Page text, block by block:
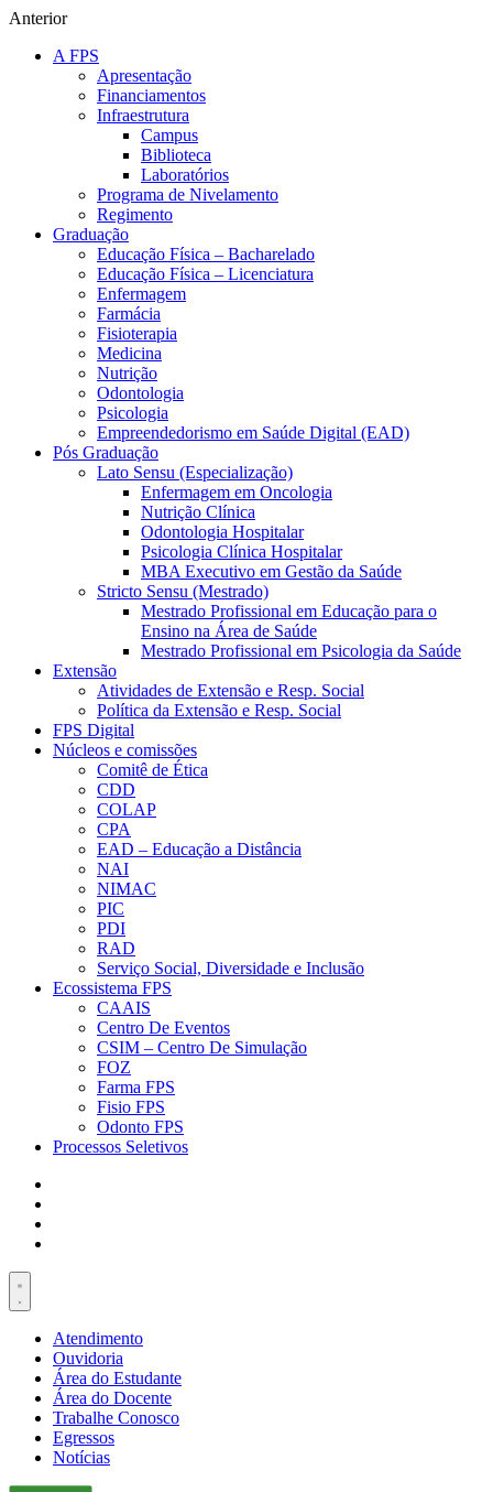
Anterior
A FPS
Apresentação
Financiamentos
Infraestrutura
Campus
Biblioteca
Laboratórios
Programa de Nivelamento
Regimento
Graduação
Educação Física – Bacharelado
Educação Física – Licenciatura
Enfermagem
Farmácia
Fisioterapia
Medicina
Nutrição
Odontologia
Psicologia
Empreendedorismo em Saúde Digital (EAD)
Pós Graduação
Lato Sensu (Especialização)
Enfermagem em Oncologia
Nutrição Clínica
Odontologia Hospitalar
Psicologia Clínica Hospitalar
MBA Executivo em Gestão da Saúde
Stricto Sensu (Mestrado)
Mestrado Profissional em Educação para o
Ensino na Área de Saúde
Mestrado Profissional em Psicologia da Saúde
Extensão
Atividades de Extensão e Resp. Social
Política da Extensão e Resp. Social
FPS Digital
Núcleos e comissões
Comitê de Ética
CDD
COLAP
CPA
EAD – Educação a Distância
NAI
NIMAC
PIC
PDI
RAD
Serviço Social, Diversidade e Inclusão
Ecossistema FPS
CAAIS
Centro De Eventos
CSIM – Centro De Simulação
FOZ
Farma FPS
Fisio FPS
Odonto FPS
Processos Seletivos
Atendimento
Ouvidoria
Área do Estudante
Área do Docente
Trabalhe Conosco
Egressos
Notícias